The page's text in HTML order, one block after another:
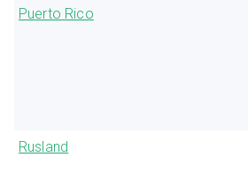
Puerto Rico
Rusland